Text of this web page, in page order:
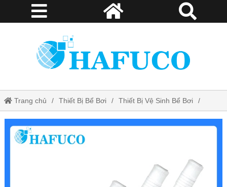
Trang chủ Thiết Bị Bể Bơi Thiết Bị Vệ Sinh Bể Bơi
Sào Nhôm SPS - Loại 5M, 7M